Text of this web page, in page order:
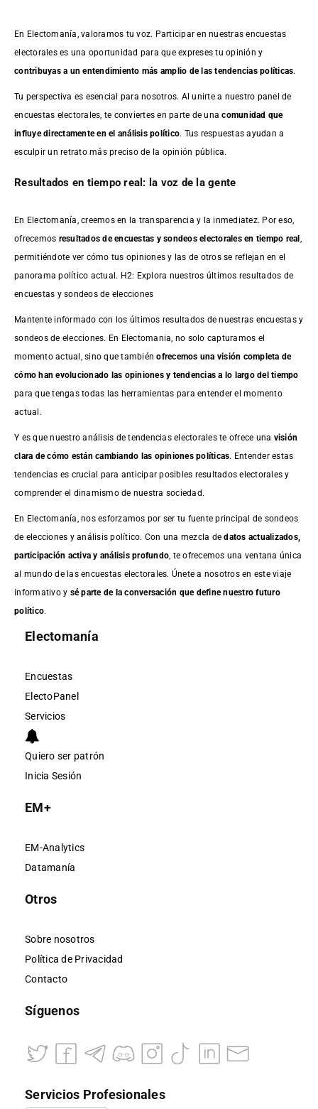
En Electomanía, valoramos tu voz. Participar en nuestras encuestas
electorales es una oportunidad para que expreses tu opinión y
contribuyas a un entendimiento más amplio de las tendencias políticas.
Tu perspectiva es esencial para nosotros. Al unirte a nuestro panel de
encuestas electorales, te conviertes en parte de unacomunidad que
influye directamente en el análisis político. Tus respuestas ayudan a
esculpir un retrato más preciso de la opinión pública.
Resultados en tiempo real: la voz de la gente
En Electomanía, creemos en la transparencia y la inmediatez. Por eso,
ofrecemos resultados deencuestas y sondeos electorales en tiempo real
permitiéndote ver cómo tus opiniones y las de otros se reflejan en el
panorama político actual. H2: Explora nuestros últimos resultados de
encuestas y sondeos de elecciones
Mantente informado con los últimos resultados de nuestras encuestasy
sondeos de elecciones. En Electomania, no solo capturamos el
momento actual, sino que tambiénofrecemos una visión completa de
cómo han evolucionado las opiniones y tendencias a lo largo del tiempo
para que tengas todas las herramientas para entender el momento
actual.
Y es que nuestro análisis de tendencias electorales te ofrece una visión
clara de cómo están cambiando las opiniones políticas. Entender estas
tendencias es crucial para anticipar posibles resultados electorales y
comprender el dinamismo de nuestra sociedad.
En Electomanía, nos esforzamos por ser tu fuente principal de sondeos
de elecciones y análisis político. Con una mezcla dedatos actualizados,
participación activa y análisis profundo , te ofrecemos una ventana única
al mundo de las encuestas electorales. Únete a nosotros en este viaje
informativo y sé parte de la conversación que define nuestro futuro
político.
Electomanía
Encuestas
ElectoPanel
Servicios
Quiero ser patrón
Inicia Sesión
EM+
EM-Analytics
Datamanía
Otros
Sobre nosotros
Política de Privacidad
Contacto
Síguenos
Servicios Profesionales